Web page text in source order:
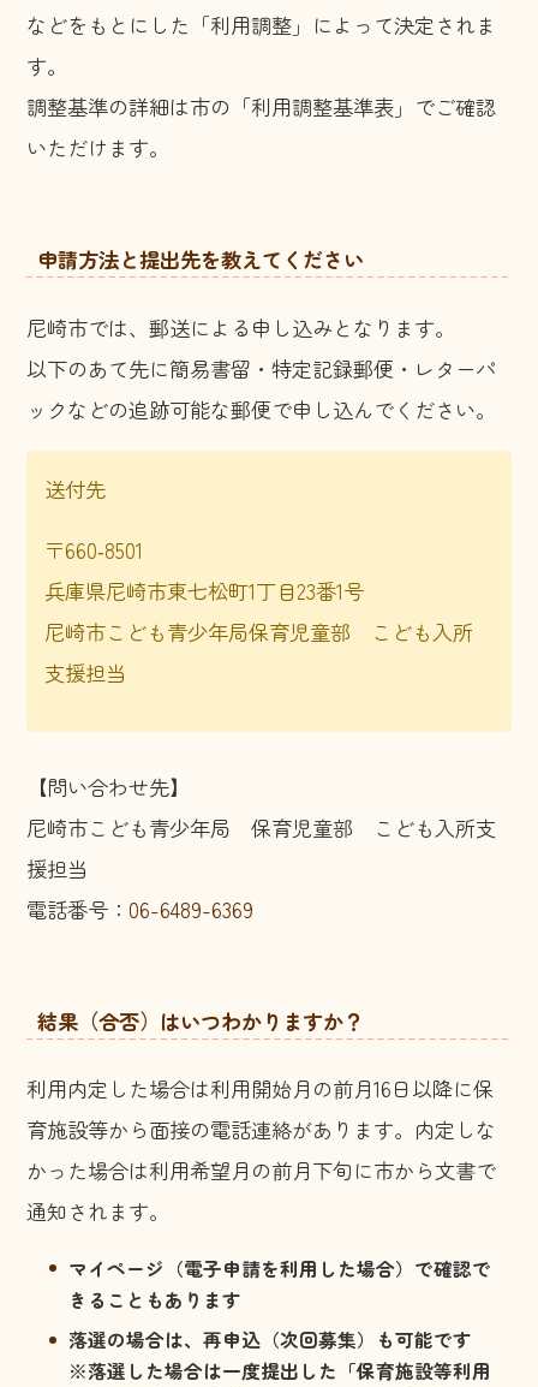
などをもとにした「利用調整」によって決定されま
す。
調整基準の詳細は市の「利用調整基準表」でご確認
いただけます。
申請方法と提出先を教えてください
尼崎市では、郵送による申し込みとなります。
以下のあて先に簡易書留・特定記録郵便・レターパ
ックなどの追跡可能な郵便で申し込んでください。
送付先
〒660‑8501
兵庫県尼崎市東七松町1丁目23番1号
尼崎市こども青少年局保育児童部 こども入所
支援担当
【問い合わせ先】
尼崎市こども青少年局 保育児童部 こども入所支
援担当
電話番号：06-6489-6369
結果（合否）はいつわかりますか？
利用内定した場合は利用開始月の前月16日以降に保
育施設等から面接の電話連絡があります。内定しな
かった場合は利用希望月の前月下旬に市から文書で
通知されます。
マイページ（電子申請を利用した場合）で確認で
きることもあります
落選の場合は、再申込（次回募集）も可能です
※落選した場合は一度提出した「保育施設等利用